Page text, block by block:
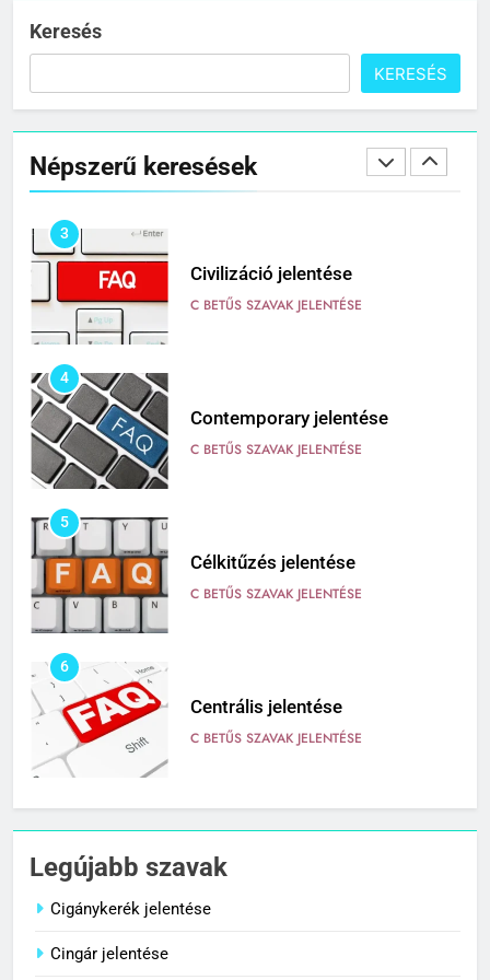
Keresés
KERESÉS
Népszerű keresések
2
Cingár jelentése
C BETŰS SZAVAK JELENTÉSE
3
Civilizáció jelentése
C BETŰS SZAVAK JELENTÉSE
4
Contemporary jelentése
C BETŰS SZAVAK JELENTÉSE
5
Célkitűzés jelentése
C BETŰS SZAVAK JELENTÉSE
6
Centrális jelentése
C BETŰS SZAVAK JELENTÉSE
7
Céltudatos jelentése
C BETŰS SZAVAK JELENTÉSE
8
Legújabb szavak
Cigánykerék jelentése
Cingár jelentése